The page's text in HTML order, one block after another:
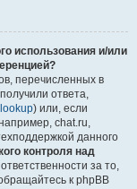
использования и/или
перечисленных в
ответа,
) или, если
chat.ru,
данного
контроля над
за то,
к phpBB